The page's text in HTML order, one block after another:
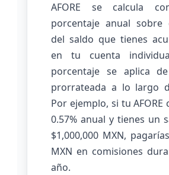
AFORE se calcula
porcentaje anual sobre
del saldo que tienes
en tu cuenta
porcentaje se aplica
prorrateada a lo largo
Por ejemplo, si tu AFORE
0.57% anual y tienes un
$1,000,000 MXN,
MXN en comisiones
año.